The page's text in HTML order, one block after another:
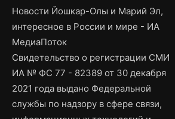
Новости Йошкар-Олы и Марий Эл,
интересное в России и мире - ИА
МедиаПоток
Свидетельство о регистрации СМИ
ИА № ФС 77 - 82389 от 30 декабря
2021 года выдано Федеральной
службы по надзору в сфере связи,